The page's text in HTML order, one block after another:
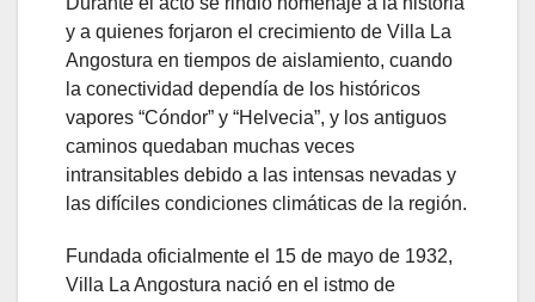
y a quienes forjaron el crecimiento de Villa La
Angostura en tiempos de aislamiento, cuando
la conectividad dependía de los históricos
vapores “Cóndor” y “Helvecia”, y los antiguos
caminos quedaban muchas veces
intransitables debido a las intensas nevadas y
las difíciles condiciones climáticas de la región.
Fundada oficialmente el 15 de mayo de 1932,
Villa La Angostura nació en el istmo de